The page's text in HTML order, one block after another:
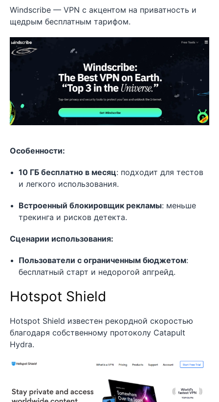
Windscribe — VPN с акцентом на приватность и
щедрым бесплатным тарифом.
Особенности:
10 ГБ бесплатно в месяц: подходит для тестов
и легкого использования.
Встроенный блокировщик рекламы: меньше
трекинга и рисков детекта.
Сценарии использования:
Пользователи с ограниченным бюджетом:
бесплатный старт и недорогой апгрейд.
Hotspot Shield
Hotspot Shield известен рекордной скоростью
благодаря собственному протоколу Catapult
Hydra.